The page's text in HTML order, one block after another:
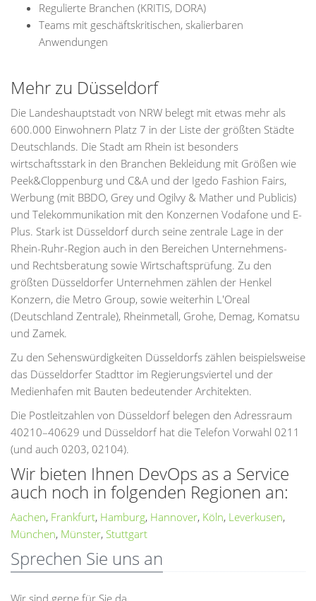
Regulierte Branchen (KRITIS, DORA)
Teams mit geschäftskritischen, skalierbaren
Anwendungen
Mehr zu Düsseldorf
Die Landeshauptstadt von NRW belegt mit etwas mehr als
600.000 Einwohnern Platz 7 in der Liste der größten Städte
Deutschlands. Die Stadt am Rhein ist besonders
wirtschaftsstark in den Branchen Bekleidung mit Größen wie
Peek&Cloppenburg und C&A und der Igedo Fashion Fairs,
Werbung (mit BBDO, Grey und Ogilvy & Mather und Publicis)
und Telekommunikation mit den Konzernen Vodafone und E-
Plus. Stark ist Düsseldorf durch seine zentrale Lage in der
Rhein-Ruhr-Region auch in den Bereichen Unternehmens-
und Rechtsberatung sowie Wirtschaftsprüfung. Zu den
größten Düsseldorfer Unternehmen zählen der Henkel
Konzern, die Metro Group, sowie weiterhin L'Oreal
(Deutschland Zentrale), Rheinmetall, Grohe, Demag, Komatsu
und Zamek.
Zu den Sehenswürdigkeiten Düsseldorfs zählen beispielsweise
das Düsseldorfer Stadttor im Regierungsviertel und der
Medienhafen mit Bauten bedeutender Architekten.
Die Postleitzahlen von Düsseldorf belegen den Adressraum
40210–40629 und Düsseldorf hat die Telefon Vorwahl 0211
(und auch 0203, 02104).
Wir bieten Ihnen DevOps as a Service
auch noch in folgenden Regionen an:
Aachen, Frankfurt, Hamburg, Hannover, Köln, Leverkusen,
München, Münster, Stuttgart
Sprechen Sie uns an
Wir sind gerne für Sie da.